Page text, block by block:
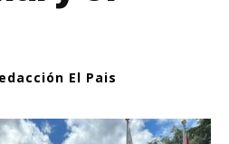
El Pais